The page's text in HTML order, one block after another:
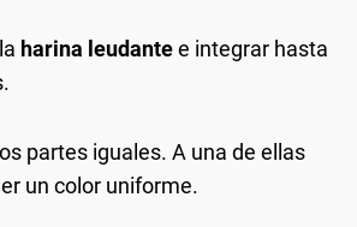
harina leudantee integrar hasta
partes iguales. A una de ellas
un color uniforme.